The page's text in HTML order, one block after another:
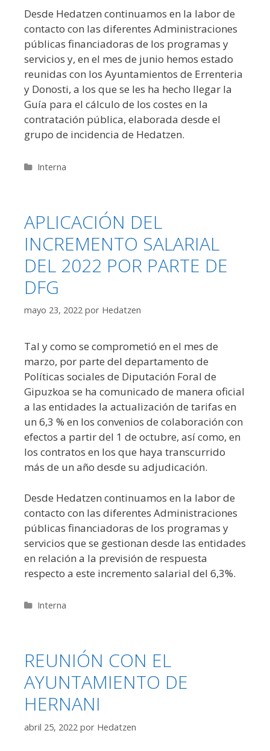
Desde Hedatzen continuamos en la labor de
contacto con las diferentes Administraciones
públicas financiadoras de los programas y
servicios y, en el mes de junio hemos estado
reunidas con los Ayuntamientos de Errenteria
y Donosti, a los que se les ha hecho llegar la
Guía para el cálculo de los costes en la
contratación pública, elaborada desde el
grupo de incidencia de Hedatzen.
Categorías
Interna
APLICACIÓN DEL
INCREMENTO SALARIAL
DEL 2022 POR PARTE DE
DFG
mayo 23, 2022 por Hedatzen
Tal y como se comprometió en el mes de
marzo, por parte del departamento de
Políticas sociales de Diputación Foral de
Gipuzkoa se ha comunicado de manera oficial
a las entidades la actualización de tarifas en
un 6,3 % en los convenios de colaboración con
efectos a partir del 1 de octubre, así como, en
los contratos en los que haya transcurrido
más de un año desde su adjudicación.
Desde Hedatzen continuamos en la labor de
contacto con las diferentes Administraciones
públicas financiadoras de los programas y
servicios que se gestionan desde las entidades
en relación a la previsión de respuesta
respecto a este incremento salarial del 6,3%.
Categorías
Interna
REUNIÓN CON EL
AYUNTAMIENTO DE
HERNANI
abril 25, 2022 por Hedatzen